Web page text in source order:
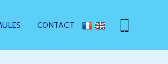
CONTACT